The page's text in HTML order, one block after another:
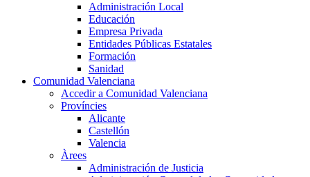
Administración Local
Educación
Empresa Privada
Entidades Públicas Estatales
Formación
Sanidad
Comunidad Valenciana
Accedir a Comunidad Valenciana
Províncies
Alicante
Castellón
Valencia
Àrees
Administración de Justicia